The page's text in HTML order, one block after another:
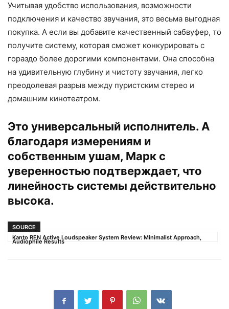
Учитывая удобство использования, возможности
подключения и качество звучания, это весьма выгодная
покупка. А если вы добавите качественный сабвуфер, то
получите систему, которая сможет конкурировать с
гораздо более дорогими компонентами. Она способна
на удивительную глубину и чистоту звучания, легко
преодолевая разрыв между пуристским стерео и
домашним кинотеатром.
Это универсальный исполнитель. А
благодаря измерениям и
собственным ушам, Марк с
уверенностью подтверждает, что
линейность системы действительно
высока.
SOURCE
Kanto REN Active Loudspeaker System Review: Minimalist Approach,
Audiophile Results